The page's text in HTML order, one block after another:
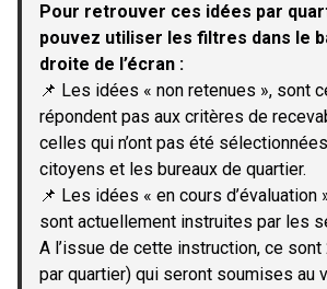
Pour retrouver ces idées par
pouvez utiliser les filtres dans le
droite de l’écran :
📌 Les idées « non retenues », sont
répondent pas aux critères de
celles qui n’ont pas été
citoyens et les bureaux de quartier.
📌 Les idées « en cours
sont actuellement instruites par les
A l’issue de cette instruction, ce
par quartier) qui seront soumises au